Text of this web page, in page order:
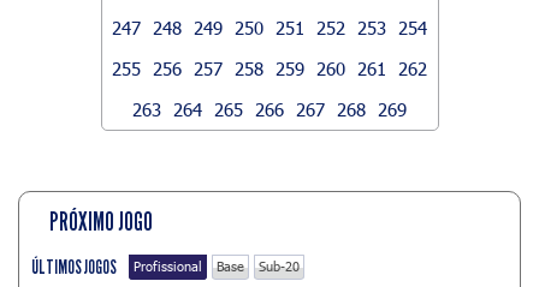
247
248 249 250 251 252 253
254
255
256 257 258 259 260 261
262
263
264 265 266 267 268 269
PRÓXIMO JOGO
ÚLTIMOS JOGOS Profissional Base Sub-20